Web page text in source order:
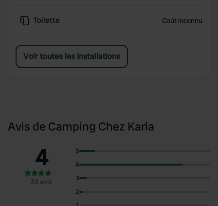
Toilette Coût inconnu
Voir toutes les installations
Avis de Camping Chez Karla
4
33 avis
5
4
3
2